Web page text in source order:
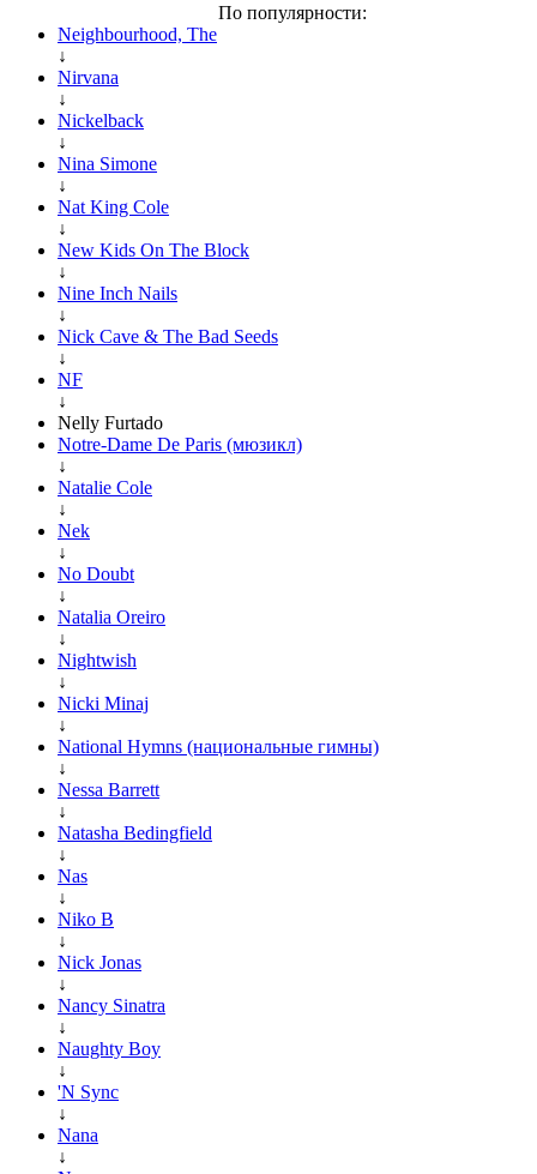
По популярности:
Neighbourhood, The
↓
Nirvana
↓
Nickelback
↓
Nina Simone
↓
Nat King Cole
↓
New Kids On The Block
↓
Nine Inch Nails
↓
Nick Cave & The Bad Seeds
↓
NF
↓
Nelly Furtado
Notre-Dame De Paris (мюзикл)
↓
Natalie Cole
↓
Nek
↓
No Doubt
↓
Natalia Oreiro
↓
Nightwish
↓
Nicki Minaj
↓
National Hymns (национальные гимны)
↓
Nessa Barrett
↓
Natasha Bedingfield
↓
Nas
↓
Niko B
↓
Nick Jonas
↓
Nancy Sinatra
↓
Naughty Boy
↓
'N Sync
↓
Nana
↓